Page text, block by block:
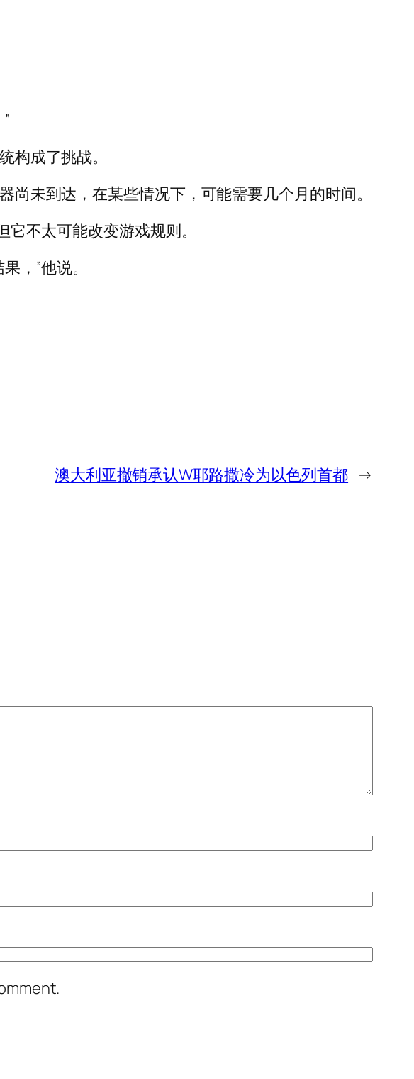
成了挑战。
未到达，在某些情况下，可能需要几个月的时间。
不太可能改变游戏规则。
，”他说。
澳大利亚撤销承认W耶路撒冷为以色列首都 →